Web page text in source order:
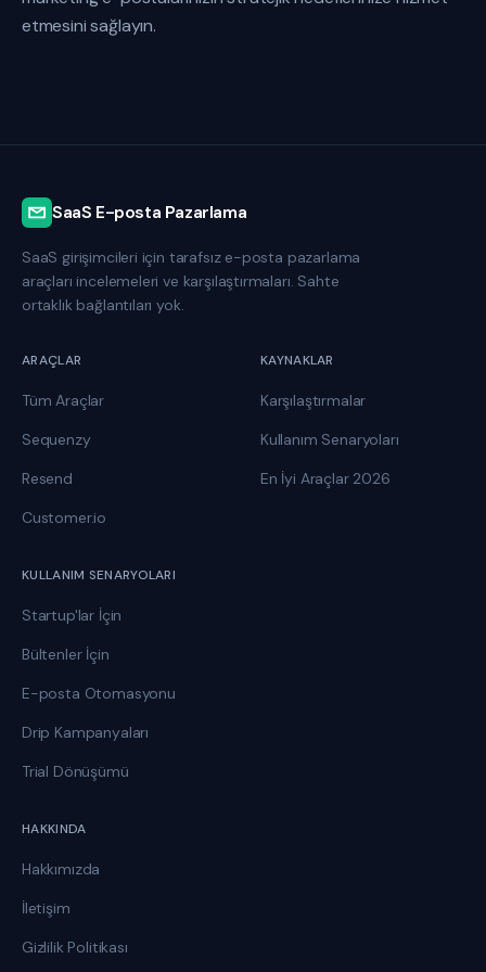
etmesini sağlayın.
SaaS E-posta Pazarlama
SaaS girişimcileri için tarafsız e-posta pazarlama
araçları incelemeleri ve karşılaştırmaları. Sahte
ortaklık bağlantıları yok.
ARAÇLAR
Tüm Araçlar
Sequenzy
Resend
Customer.io
KAYNAKLAR
Karşılaştırmalar
Kullanım Senaryoları
En İyi Araçlar 2026
KULLANIM SENARYOLARI
Startup'lar İçin
Bültenler İçin
E-posta Otomasyonu
Drip Kampanyaları
Trial Dönüşümü
HAKKINDA
Hakkımızda
İletişim
Gizlilik Politikası